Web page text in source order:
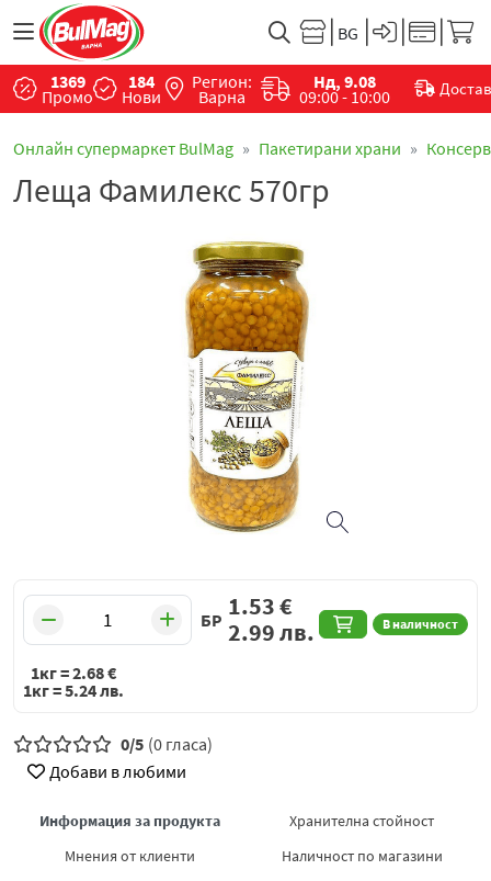
1369
Промо
184
Нови
Регион:
Варна
Нд, 9.08
09:00 - 10:00
Онлайн супермаркет BulMag Пакетирани храни
Леща Фамилекс 570гр
БР В наличност
1.53€
2.99лв.
1кг =2.68€
1кг =5.24лв.
0/5 (0 гласа)
Добави в любими
Информация за продукта
Хранителна стойност
Мнения от клиенти
Наличност по магазини